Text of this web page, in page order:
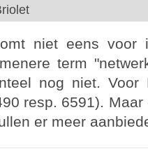
niet eens voor
term
nog niet.
resp. 6591).
er meer